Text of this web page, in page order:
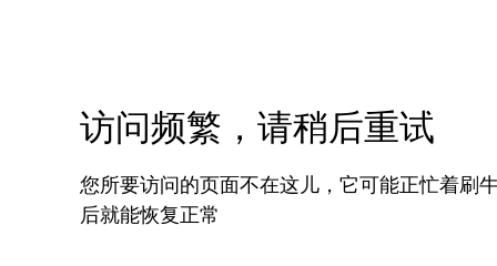
访问频繁，请稍后重试
您所要访问的页面不在这儿，它可能正忙着刷
后就能恢复正常